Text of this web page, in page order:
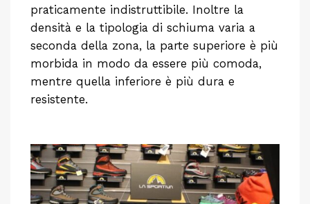
praticamente indistruttibile. Inoltre la
densità e la tipologia di schiuma varia a
seconda della zona, la parte superiore è più
morbida in modo da essere più comoda,
mentre quella inferiore è più dura e
resistente.